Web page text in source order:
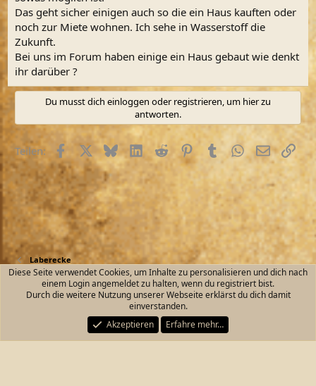
Das geht sicher einigen auch so die ein Haus kauften oder
noch zur Miete wohnen. Ich sehe in Wasserstoff die
Zukunft.
Bei uns im Forum haben einige ein Haus gebaut wie denkt
ihr darüber ?
Du musst dich einloggen oder registrieren, um hier zu
antworten.
Teilen: FacebookX (Twitter)
BlueskyLinkedInReddit PinterestTumblrWhatsApp
E-MailLink
Laberecke
Kontakt Nutzungsbedingungen
Datenschutz
Start
R
S
Community platform by XenForo® © 2010-2026 XenForo Ltd.
Diese Seite verwendet Cookies, um Inhalte zu personalisieren und dich nach
einem Login angemeldet zu halten, wenn du registriert bist.
Durch die weitere Nutzung unserer Webseite erklärst du dich damit
einverstanden.
Akzeptieren
Erfahre mehr…